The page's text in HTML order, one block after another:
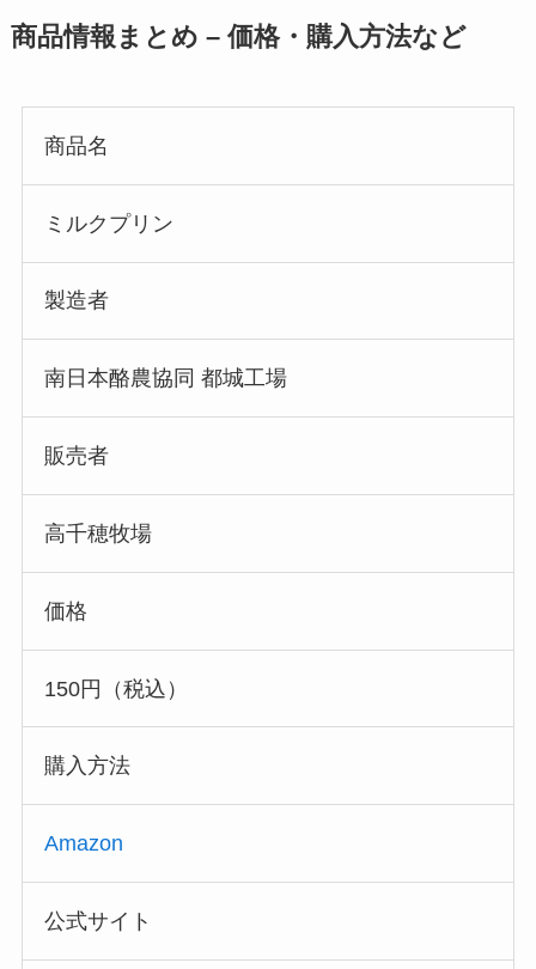
商品情報まとめ – 価格・購入方法など
商品名
ミルクプリン
製造者
南日本酪農協同 都城工場
販売者
高千穂牧場
価格
150円（税込）
購入方法
Amazon
公式サイト